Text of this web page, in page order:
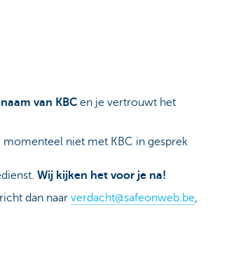
van KBC en je vertrouwt het
niet met KBC in gesprek
Wij kijken het voor je na!
dan naar verdacht@safeonweb.be,